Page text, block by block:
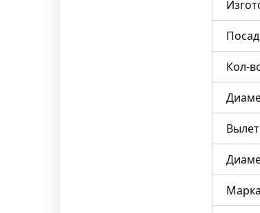
Кол-
Вылет